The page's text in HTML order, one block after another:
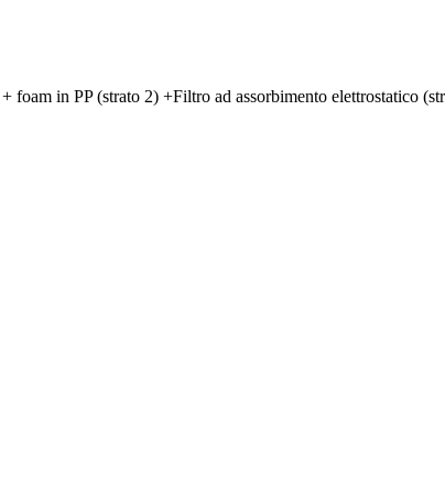
in PP (strato 2) +Filtro ad assorbimento elettrostatico